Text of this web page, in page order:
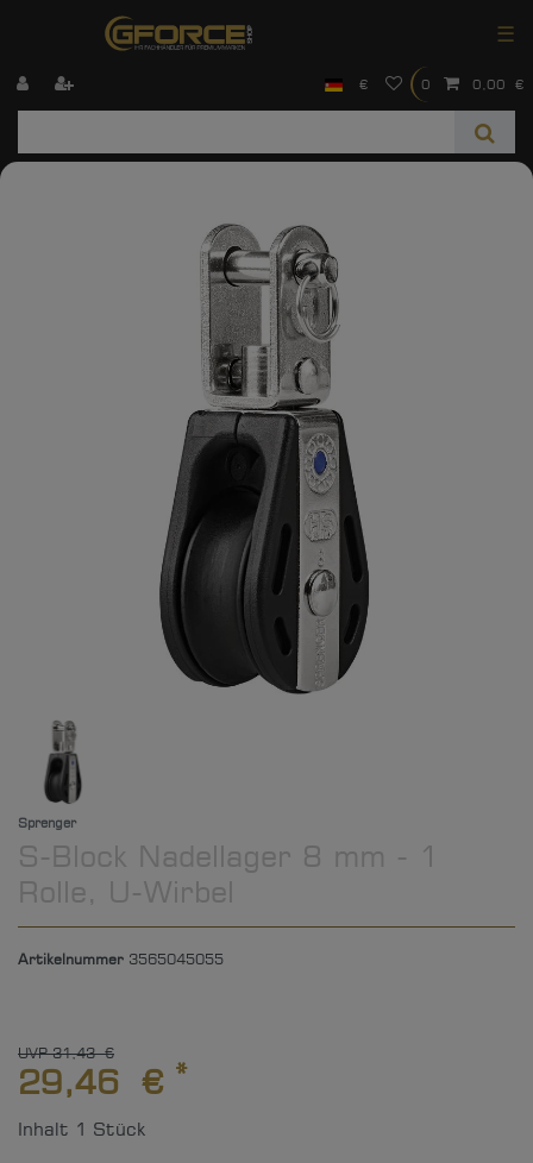
☰
€ 0 0,00 €
Sprenger
S-Block Nadellager 8 mm - 1
Rolle, U-Wirbel
Artikelnummer 3565045055
UVP 31,43 €
29,46 € *
Inhalt 1 Stück